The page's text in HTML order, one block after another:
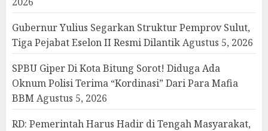
Gubernur Yulius Segarkan Struktur Pemprov Sulut,
Tiga Pejabat Eselon II Resmi DilantikAgustus 5, 2026
SPBU Giper Di Kota Bitung Sorot! Diduga Ada
Oknum Polisi Terima “Kordinasi” Dari Para Mafia
BBM Agustus 5, 2026
RD: Pemerintah Harus Hadir di Tengah Masyarakat,